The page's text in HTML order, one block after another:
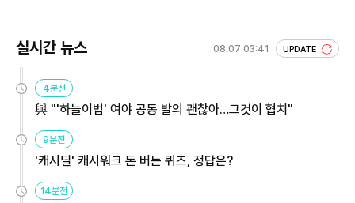
실시간 뉴스 08.07 03:41 UPDATE
4분전
與 "'하늘이법' 여야 공동 발의 괜찮아…그것이 협치"
9분전
'캐시딜' 캐시워크 돈 버는 퀴즈, 정답은?
14분전